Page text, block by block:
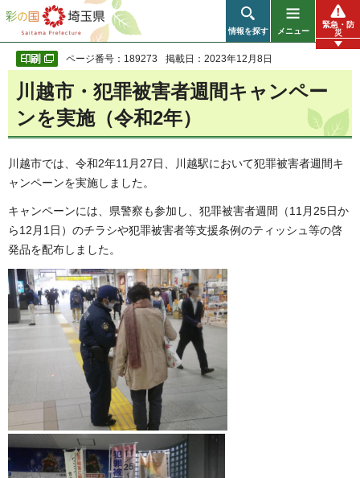
彩の国 埼玉県
情報を探す メニュー
緊急・防
災
ページ番号：189273 掲載日：2023年12月8日
川越市・犯罪被害者週間キャンペー
ンを実施（令和2年）
川越市では、令和2年11月27日、川越駅において犯罪被害者週間キ
ャンペーンを実施しました。
キャンペーンには、県警察も参加し、犯罪被害者週間（11月25日か
ら12月1日）のチラシや犯罪被害者等支援条例のティッシュ等の啓
発品を配布しました。